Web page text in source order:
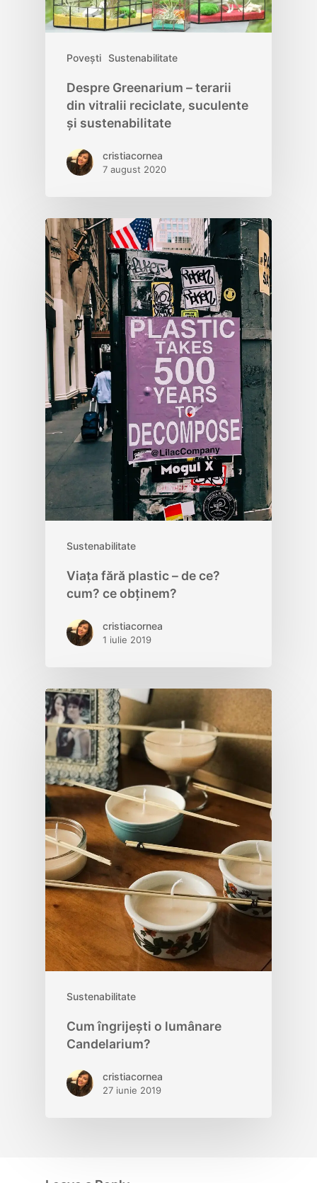
Povești Sustenabilitate
Despre Greenarium – terarii
din vitralii reciclate, suculente
și sustenabilitate
cristiacornea
7 august 2020
Sustenabilitate
Viața fără plastic – de ce?
cum? ce obținem?
cristiacornea
1 iulie 2019
Sustenabilitate
Cum îngrijești o lumânare
Candelarium?
cristiacornea
27 iunie 2019